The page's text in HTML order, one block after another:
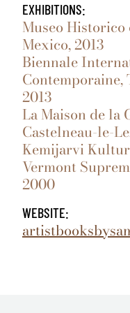
EXHIBITIONS:
Museo Historico
Mexico, 2013
Biennale
Contemporaine,
2013
La Maison de la
Castelneau-le-
Kemijarvi
Vermont
2000
WEBSITE: